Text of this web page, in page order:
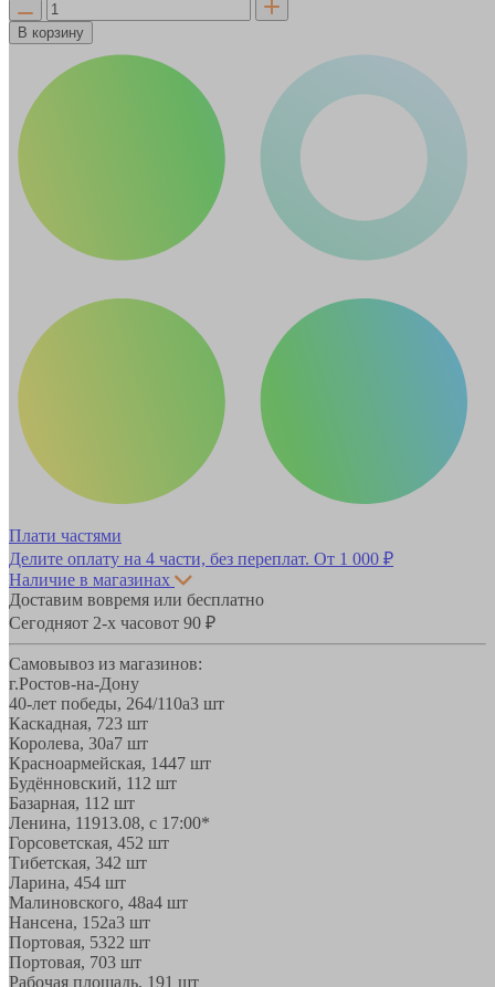
В корзину
Плати частями
Делите оплату на 4 части, без переплат. От 1 000 ₽
Наличие в магазинах
Доставим вовремя или бесплатно
Сегодняот 2-х часовот 90 ₽
Самовывоз из магазинов:
г.Ростов-на-Дону
40-лет победы, 264/110а3 шт
Каскадная, 723 шт
Королева, 30а7 шт
Красноармейская, 1447 шт
Будённовский, 11 2 шт
Базарная, 11 2 шт
Ленина, 11913.08, с 17:00*
Горсоветская, 452 шт
Тибетская, 342 шт
Ларина, 454 шт
Малиновского, 48а4 шт
Нансена, 152а3 шт
Портовая, 5322 шт
Портовая, 703 шт
Рабочая площадь, 191 шт